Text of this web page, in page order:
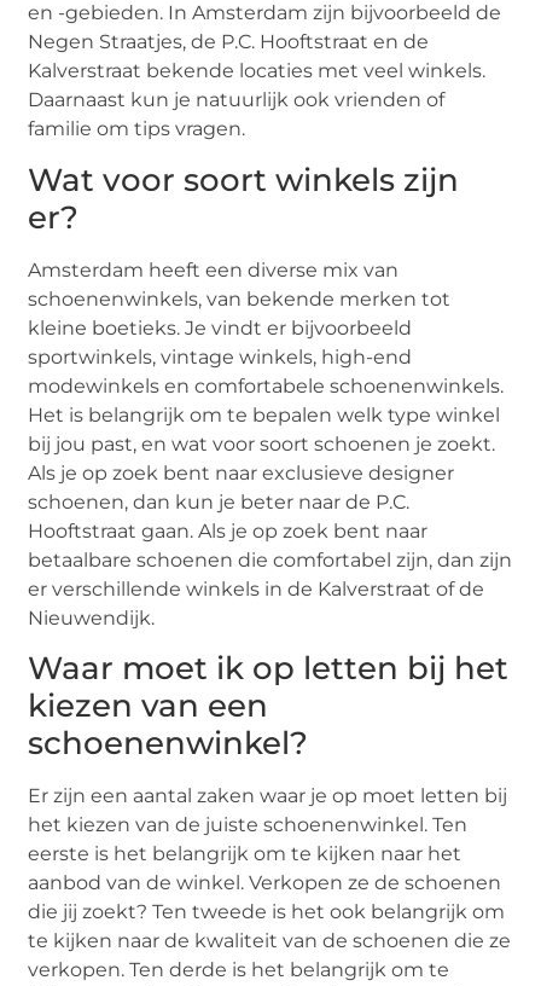
en -gebieden. In Amsterdam zijn bijvoorbeeld de
Negen Straatjes, de P.C. Hooftstraat en de
Kalverstraat bekende locaties met veel winkels.
Daarnaast kun je natuurlijk ook vrienden of
familie om tips vragen.
Wat voor soort winkels zijn
er?
Amsterdam heeft een diverse mix van
schoenenwinkels, van bekende merken tot
kleine boetieks. Je vindt er bijvoorbeeld
sportwinkels, vintage winkels, high-end
modewinkels en comfortabele schoenenwinkels.
Het is belangrijk om te bepalen welk type winkel
bij jou past, en wat voor soort schoenen je zoekt.
Als je op zoek bent naar exclusieve designer
schoenen, dan kun je beter naar de P.C.
Hooftstraat gaan. Als je op zoek bent naar
betaalbare schoenen die comfortabel zijn, dan zijn
er verschillende winkels in de Kalverstraat of de
Nieuwendijk.
Waar moet ik op letten bij het
kiezen van een
schoenenwinkel?
Er zijn een aantal zaken waar je op moet letten bij
het kiezen van de juiste schoenenwinkel. Ten
eerste is het belangrijk om te kijken naar het
aanbod van de winkel. Verkopen ze de schoenen
die jij zoekt? Ten tweede is het ook belangrijk om
te kijken naar de kwaliteit van de schoenen die ze
verkopen. Ten derde is het belangrijk om te